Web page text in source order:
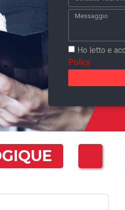
Ho letto e
Policy